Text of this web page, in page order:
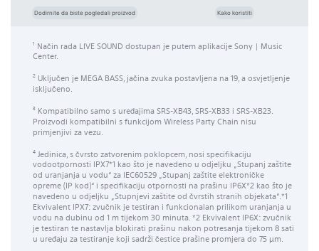
Dodirnite da biste pogledali proizvod Kako koristiti
1 Način rada LIVE SOUND dostupan je putem aplikacije Sony | Music
Center.
2 Uključen je MEGA BASS, jačina zvuka postavljena na 19, a osvjetljenje
isključeno.
3 Kompatibilno samo s uređajima SRS-XB43, SRS-XB33 i SRS-XB23.
Proizvodi kompatibilni s funkcijom Wireless Party Chain nisu
primjenjivi za vezu.
4 Jedinica, s čvrsto zatvorenim poklopcem, nosi specifikaciju
vodootpornosti IPX7*1 kao što je navedeno u odjeljku „Stupanj zaštite
od uranjanja u vodu“ za IEC60529 „Stupanj zaštite elektroničke
opreme (IP kod)“ i specifikaciju otpornosti na prašinu IP6X*2 kao što je
navedeno u odjeljku „Stupnjevi zaštite od čvrstih stranih objekata“.*1
Ekvivalent IPX7: zvučnik je testiran i funkcionalan prilikom uranjanja u
vodu na dubinu od 1 m tijekom 30 minuta. *2 Ekvivalent IP6X: zvučnik
je testiran te nastavlja blokirati prašinu nakon potresanja tijekom 8 sati
u uređaju za testiranje koji sadrži čestice prašine promjera do 75 μm.